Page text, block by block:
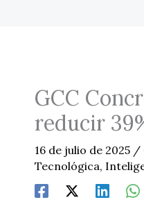
GCC
reducir
16 de julio de 2025 /
Tecnológica,